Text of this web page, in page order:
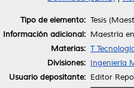
Tipo de elemento: Tesis
Información adicional: Maestría
Materias: T
Divisiones: Ingeniería
Usuario depositante: Editor